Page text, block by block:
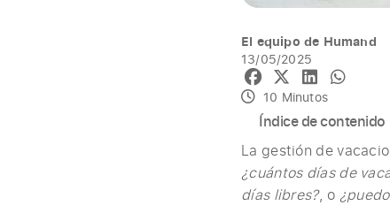
El equipo de Humand
13/05/2025
10 Minutos
Índice de contenido
La gestión de
¿cuántos días de
días libres?, o